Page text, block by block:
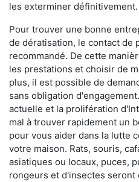
les exterminer définitivement.
Pour trouver une bonne
de dératisation, le contact de
recommandé. De cette
les prestations et choisir de
plus, il est possible de
sans obligation
actuelle et la prolifération
mal à trouver rapidement un
pour vous aider dans la lutte
votre maison. Rats, souris,
asiatiques ou locaux, puces,
rongeurs et d'insectes